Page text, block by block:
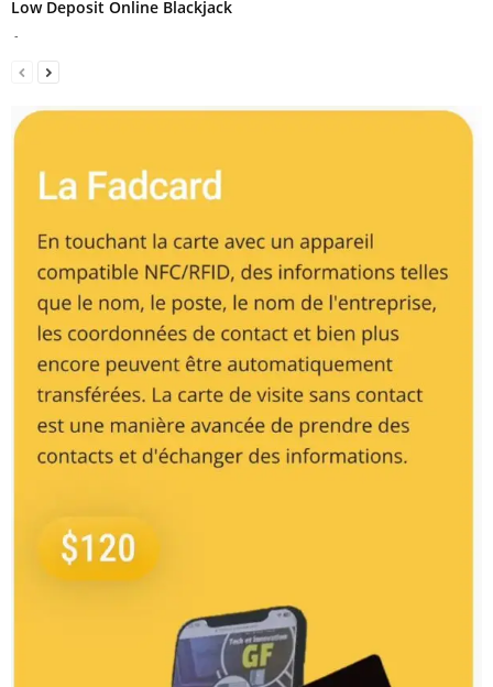
Low Deposit Online Blackjack
-